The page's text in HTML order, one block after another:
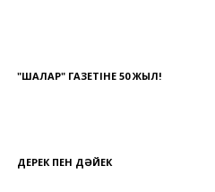
"ШАЛҚАР" ГАЗЕТІНЕ 50 ЖЫЛ!
ДЕРЕК ПЕН ДӘЙЕК